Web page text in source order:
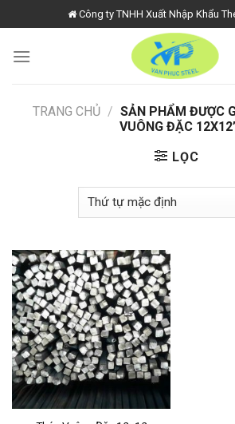
to
content
Công ty TNHH Xuất Nhập Khẩu
TRANG CHỦ / SẢN PHẨM ĐƯỢC
VUÔNG ĐẶC
LỌC